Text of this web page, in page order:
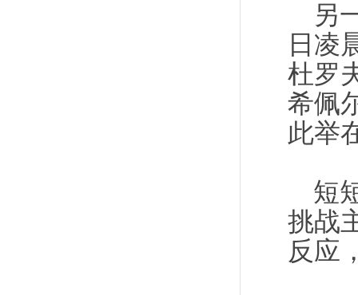
另
日凌
杜罗
希佩
此举
短
挑战
反应